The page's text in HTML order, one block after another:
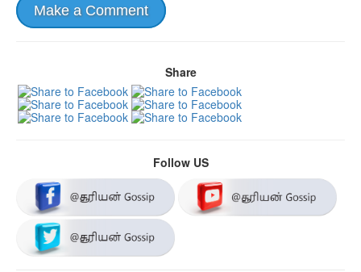
Make a Comment
Share
Follow US